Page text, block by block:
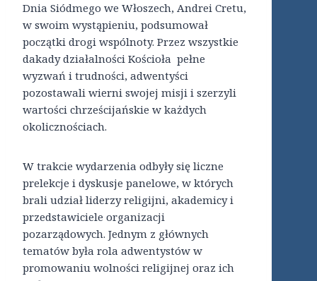
Dnia Siódmego we Włoszech, Andrei Cretu,
w swoim wystąpieniu, podsumował
początki drogi wspólnoty. Przez wszystkie
dakady działalności Kościoła pełne
wyzwań i trudności, adwentyści
pozostawali wierni swojej misji i szerzyli
wartości chrześcijańskie w każdych
okolicznościach.
W trakcie wydarzenia odbyły się liczne
prelekcje i dyskusje panelowe, w których
brali udział liderzy religijni, akademicy i
przedstawiciele organizacji
pozarządowych. Jednym z głównych
tematów była rola adwentystów w
promowaniu wolności religijnej oraz ich